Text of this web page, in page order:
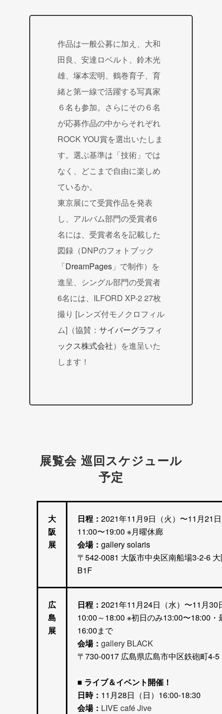
作品は一般公募に加え、大和
田良、安達ロベルト、鈴木光
雄、塚本宏明、鶴巻育子、育
緒と第一線で活躍する写真家
６名も参加。さらにその６名
が応募作品の中からそれぞれ
ROCK YOU賞を選出いたしま
す。選ぶ基準は「技術」では
なく、どこまで自由に楽しめ
ているか。
東京展にて受賞作品を発表
し、アルバム部門の受賞者6
名には、受賞者名を記載した
図録（DNPのフォトブック
「DreamPages 」で制作）を
進呈、シングル部門の受賞者
6名には、ILFORD XP-2 27枚
撮り [レンズ付モノクロフィル
ム]（協賛： サイバーグラフィ
ックス株式会社）を進呈いた
します！
展覧会 巡回スケジュール
予定
大
阪
展
日程： 2021年11月9日（火）〜11月21
11:00〜19:00 ※月曜休廊
会場： gallery solaris
〒542-0081 大阪市中央区南船場3-2-6
B1F
広
島
展
日程： 2021年11月24日（水）〜11月30
10:00～18:00 ※初日のみ13:00〜18:00・
16:00まで
会場： gallery BLACK
〒730-0017 広島県広島市中区鉄砲町4-5
■ ライブ＆イベント開催！
日時： 11月28日（日）16:00-18:30
会場： LIVE café Jive